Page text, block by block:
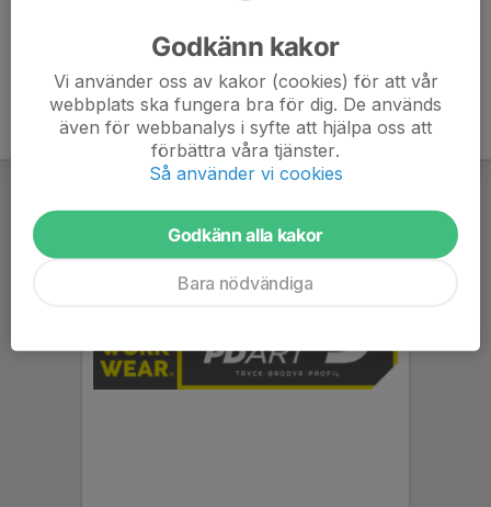
Godkänn kakor
Vi använder oss av kakor (cookies) för att vår
webbplats ska fungera bra för dig. De används
även för webbanalys i syfte att hjälpa oss att
förbättra våra tjänster.
Så använder vi cookies
Godkänn alla kakor
Bara nödvändiga